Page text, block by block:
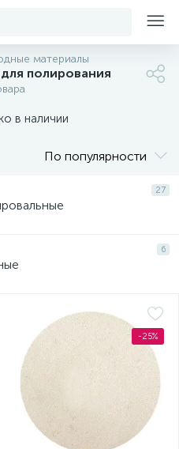
материалы
полирования
в наличии
По популярности
27
6
-25%